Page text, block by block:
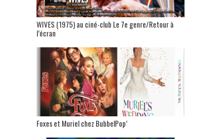
WIVES (1975) au ciné-club Le 7e genre/Retour à
l’écran
Foxes et Muriel chez BubbelPop’